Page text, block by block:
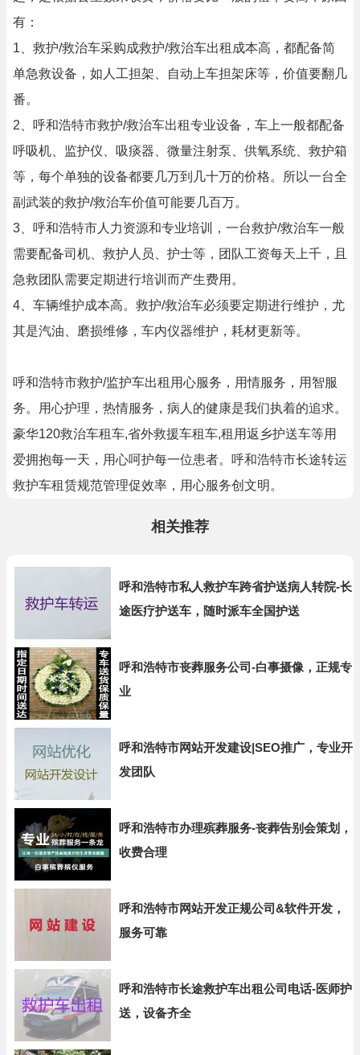
有：
1、救护/救治车采购成救护/救治车出租成本高，都配备简
单急救设备，如人工担架、自动上车担架床等，价值要翻几
番。
2、呼和浩特市救护/救治车出租专业设备，车上一般都配备
呼吸机、监护仪、吸痰器、微量注射泵、供氧系统、救护箱
等，每个单独的设备都要几万到几十万的价格。所以一台全
副武装的救护/救治车价值可能要几百万。
3、呼和浩特市人力资源和专业培训，一台救护/救治车一般
需要配备司机、救护人员、护士等，团队工资每天上千，且
急救团队需要定期进行培训而产生费用。
4、车辆维护成本高。救护/救治车必须要定期进行维护，尤
其是汽油、磨损维修，车内仪器维护，耗材更新等。
呼和浩特市救护/监护车出租用心服务，用情服务，用智服
务。用心护理，热情服务，病人的健康是我们执着的追求。
豪华120救治车租车,省外救援车租车,租用返乡护送车等用
爱拥抱每一天，用心呵护每一位患者。呼和浩特市长途转运
救护车租赁规范管理促效率，用心服务创文明。
相关推荐
呼和浩特市私人救护车跨省护送病人转院-长
途医疗护送车，随时派车全国护送
呼和浩特市丧葬服务公司-白事摄像，正规专
业
呼和浩特市网站开发建设|SEO推广，专业开
发团队
呼和浩特市办理殡葬服务-丧葬告别会策划，
收费合理
呼和浩特市网站开发正规公司&软件开发，
服务可靠
呼和浩特市长途救护车出租公司电话-医师护
送，设备齐全